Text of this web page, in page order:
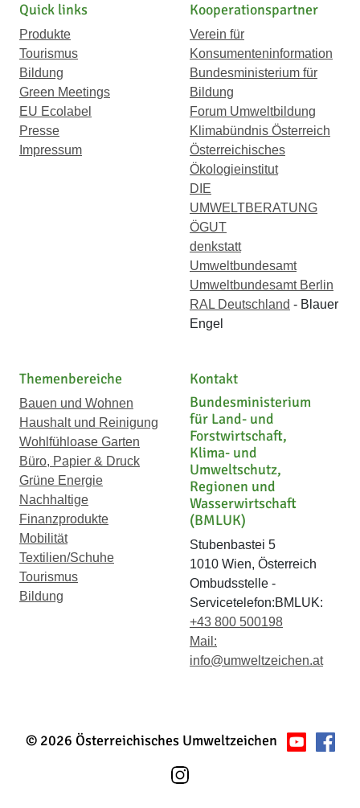
Quick links
Produkte
Tourismus
Bildung
Green Meetings
EU Ecolabel
Presse
Impressum
Kooperationspartner
Verein für
Konsumenteninformation
Bundesministerium für
Bildung
Forum Umweltbildung
Klimabündnis Österreich
Österreichisches
Ökologieinstitut
DIE
UMWELTBERATUNG
ÖGUT
denkstatt
Umweltbundesamt
Umweltbundesamt Berlin
RAL Deutschland - Blauer
Engel
Themenbereiche
Bauen und Wohnen
Haushalt und Reinigung
Wohlfühloase Garten
Büro, Papier & Druck
Grüne Energie
Nachhaltige
Finanzprodukte
Mobilität
Textilien/Schuhe
Tourismus
Bildung
Kontakt
Bundesministerium
für Land- und
Forstwirtschaft,
Klima- und
Umweltschutz,
Regionen und
Wasserwirtschaft
(BMLUK)
Stubenbastei 5
1010 Wien, Österreich
Ombudsstelle -
Servicetelefon:BMLUK:
+43 800 500198
Mail:
info@umweltzeichen.at
© 2026 Österreichisches Umweltzeichen